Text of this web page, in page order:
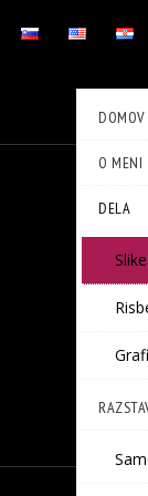
DOMOV
O MENI
DELA
Slike